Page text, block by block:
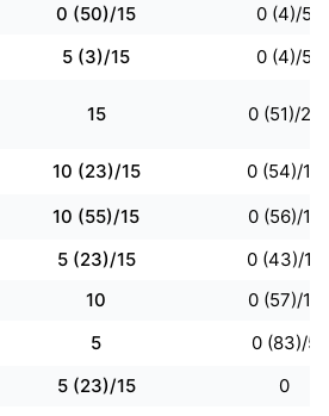
0 (50)/15
0 (4)/5
5 (3)/15 0 (4)/5
15 0 (51)/20
10 (23)/15
0 (54)/10
10 (55)/15
0 (56)/10
5 (23)/15
0 (43)/10
10
0 (57)/10
5
0 (83)/5
5 (23)/15
0